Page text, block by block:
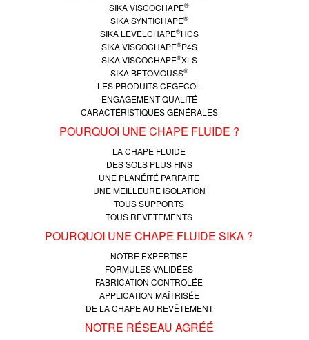
SIKA VISCOCHAPE®
SIKA SYNTICHAPE®
SIKA LEVELCHAPE®HCS
SIKA VISCOCHAPE®P4S
SIKA VISCOCHAPE®XLS
SIKA BETOMOUSS®
LES PRODUITS CEGECOL
ENGAGEMENT QUALITÉ
CARACTÉRISTIQUES GÉNÉRALES
POURQUOI UNE CHAPE FLUIDE ?
LA CHAPE FLUIDE
DES SOLS PLUS FINS
UNE PLANÉITÉ PARFAITE
UNE MEILLEURE ISOLATION
TOUS SUPPORTS
TOUS REVÊTEMENTS
POURQUOI UNE CHAPE FLUIDE SIKA ?
NOTRE EXPERTISE
FORMULES VALIDÉES
FABRICATION CONTROLÉE
APPLICATION MAÎTRISÉE
DE LA CHAPE AU REVÊTEMENT
NOTRE RÉSEAU AGRÉÉ